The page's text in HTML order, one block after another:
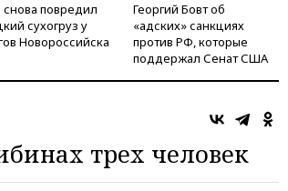
повредил
сухогруз у
Новороссийска
Георгий Бовт об
«адских» санкциях
против РФ, которые
поддержал Сенат США
трех человек